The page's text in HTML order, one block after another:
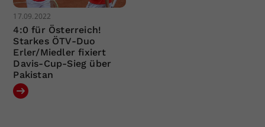
17.09.2022
4:0 für Österreich!
Starkes ÖTV-Duo
Erler/Miedler fixiert
Davis-Cup-Sieg über
Pakistan